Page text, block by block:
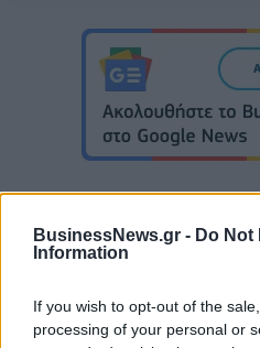
BusinessNews.gr - Do Not
Information
If you wish to opt-out of the
processing of your personal or
τη Νορβηγία